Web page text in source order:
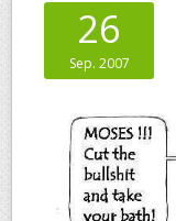
26
Sep. 2007